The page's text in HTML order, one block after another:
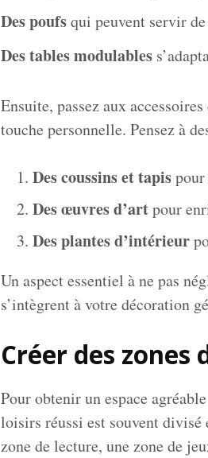
Des poufsqui peuvent servir
Des tables modulables
Ensuite, passez aux
touche personnelle. Pensez à
Des coussins et tapis
Des œuvres d’artpour
Des plantes d’intérieur
Un aspect essentiel à ne pas
s’intègrent à votre décoration
Créer des zones
Pour obtenir un espace
loisirs réussi est souvent divisé
zone de lecture, une zone de